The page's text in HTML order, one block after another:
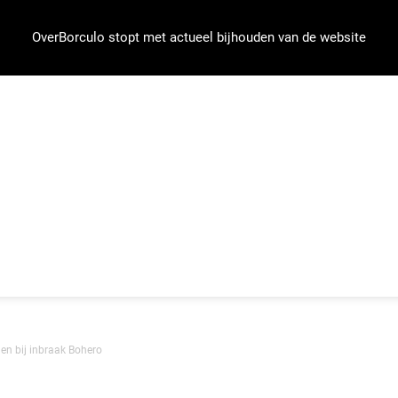
OverBorculo stopt met actueel bijhouden van de website
bij inbraak Bohero